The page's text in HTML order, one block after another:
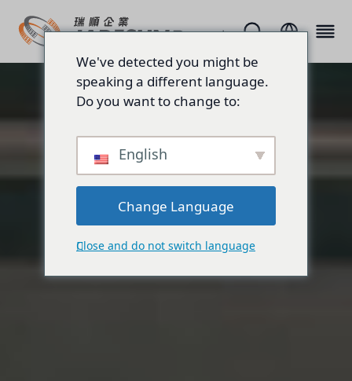
We've detected you might be
speaking a different language.
Do you want to change to:
English
Change Language
Close and do not switch language